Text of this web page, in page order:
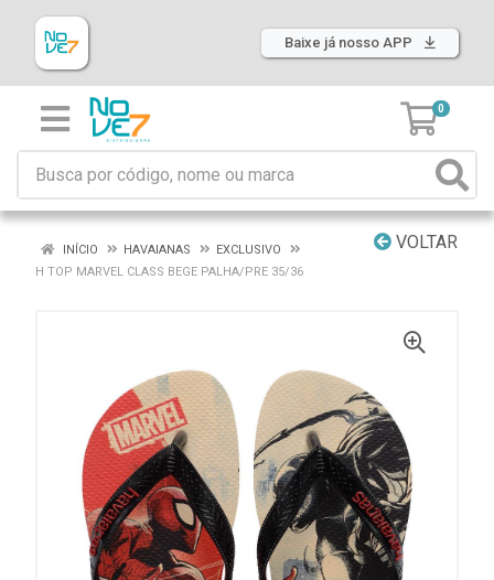
Baixe já nosso APP
0
VOLTAR
INÍCIO HAVAIANAS
EXCLUSIVO
H TOP MARVEL CLASS BEGE PALHA/PRE 35/36